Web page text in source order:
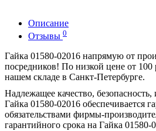
Описание
Отзывы 0
Гайка 01580-02016 напрямую от
посредников! По низкой цене от 100
нашем складе в Санкт-Петербурге.
Надлежащее качество, безопасность,
Гайка 01580-02016 обеспечивается
обязательствами фирмы-
гарантийного срока на Гайка 01580-